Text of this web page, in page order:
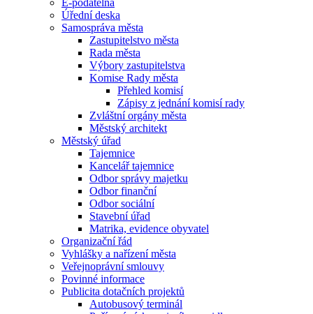
E-podatelna
Úřední deska
Samospráva města
Zastupitelstvo města
Rada města
Výbory zastupitelstva
Komise Rady města
Přehled komisí
Zápisy z jednání komisí rady
Zvláštní orgány města
Městský architekt
Městský úřad
Tajemnice
Kancelář tajemnice
Odbor správy majetku
Odbor finanční
Odbor sociální
Stavební úřad
Matrika, evidence obyvatel
Organizační řád
Vyhlášky a nařízení města
Veřejnoprávní smlouvy
Povinné informace
Publicita dotačních projektů
Autobusový terminál